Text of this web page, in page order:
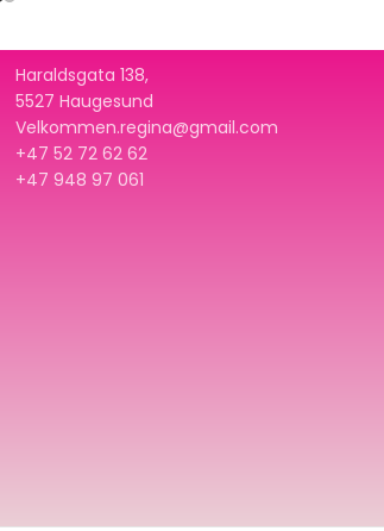
Haraldsgata 138,
5527 Haugesund
Velkommen.regina@gmail.com
+47 52 72 62 62
+47 948 97 061